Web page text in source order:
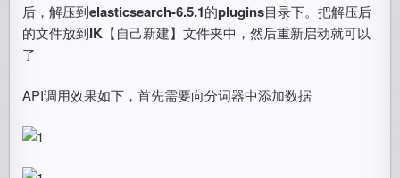
后，解压到elasticsearch-6.5.1的plugins目录下。把解压后
的文件放到IK 【自己新建】文件夹中，然后重新启动就可以
了
API调用效果如下，首先需要向分词器中添加数据